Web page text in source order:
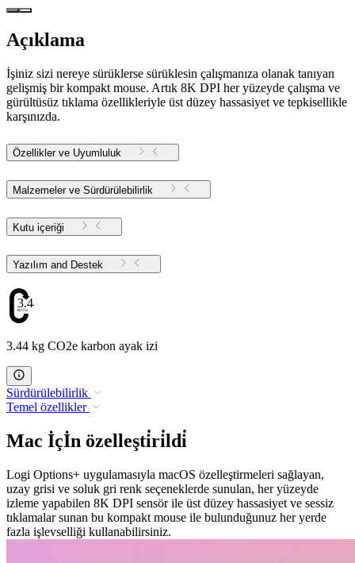
Açıklama
İşiniz sizi nereye sürüklerse sürüklesin çalışmanıza olanak tanıyan
gelişmiş bir kompakt mouse. Artık 8K DPI her yüzeyde çalışma ve
gürültüsüz tıklama özellikleriyle üst düzey hassasiyet ve tepkisellikle
karşınızda.
Özellikler ve Uyumluluk
Malzemeler ve Sürdürülebilirlik
Kutu içeriği
Yazılım and Destek
3.44
3.44 kg CO2e karbon ayak izi
Sürdürülebilirlik
Temel özellikler
Mac İçİn özelleşti̇ri̇ldi̇
Logi Options+ uygulamasıyla macOS özelleştirmeleri sağlayan,
uzay grisi ve soluk gri renk seçeneklerde sunulan, her yüzeyde
izleme yapabilen 8K DPI sensör ile üst düzey hassasiyet ve sessiz
tıklamalar sunan bu kompakt mouse ile bulunduğunuz her yerde
fazla işlevselliği kullanabilirsiniz.